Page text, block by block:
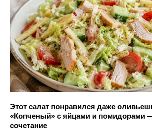
Этот салат понравился даже
«Копченый» с яйцами и помидорами
сочетание